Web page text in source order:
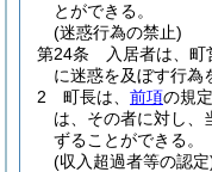
とができる。
(迷惑行為の禁止)
第24条
入居者は、
に迷惑を及ぼす行為
2
町長は、 前項の規
は、その者に対し、
ずることができる。
(収入超過者等の認定